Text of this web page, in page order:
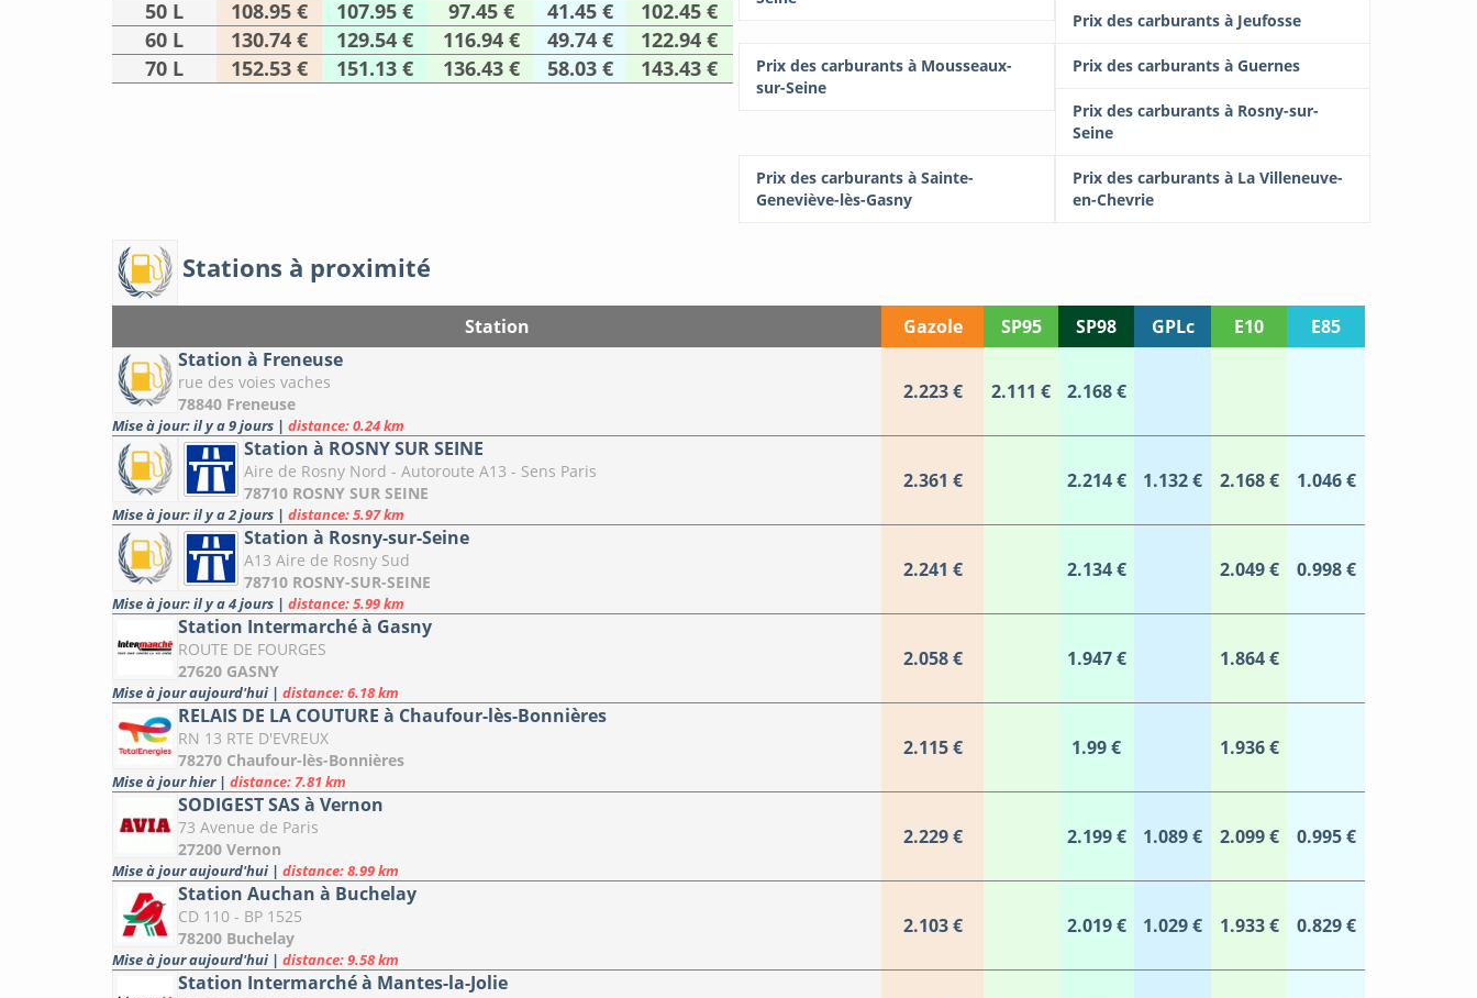
50 L
108.95 € 107.95 € 97.45 € 41.45 €
102.45 €
60 L
130.74 € 129.54 € 116.94 € 49.74 €
122.94 €
70 L
152.53 € 151.13 € 136.43 € 58.03 € 143.43 €
Prix des carburants à Jeufosse
Prix des carburants à Mousseaux-
sur-Seine
Prix des carburants à Guernes
Prix des carburants à Rosny-sur-
Seine
Prix des carburants à Sainte-
Geneviève-lès-Gasny
Prix des carburants à La Villeneuve-
en-Chevrie
Stations à proximité
Station Gazole SP95 SP98 GPLc E10
E85
Station à Freneuse
rue des voies vaches
78840 Freneuse
Mise à jour: il y a 9 jours | distance: 0.24 km
2.223 € 2.111 € 2.168 €
Station à ROSNY SUR SEINE
Aire de Rosny Nord - Autoroute A13 - Sens Paris
78710 ROSNY SUR SEINE
Mise à jour: il y a 2 jours | distance: 5.97 km
2.361 € 2.214 € 1.132 € 2.168 € 1.046 €
Station à Rosny-sur-Seine
A13 Aire de Rosny Sud
78710 ROSNY-SUR-SEINE
Mise à jour: il y a 4 jours | distance: 5.99 km
2.241 € 2.134 € 2.049 € 0.998 €
Station Intermarché à Gasny
ROUTE DE FOURGES
27620 GASNY
Mise à jour aujourd'hui | distance: 6.18 km
2.058 € 1.947 € 1.864 €
RELAIS DE LA COUTURE à Chaufour-lès-Bonnières
RN 13 RTE D'EVREUX
78270 Chaufour-lès-Bonnières
Mise à jour hier | distance: 7.81 km
2.115 € 1.99 € 1.936 €
SODIGEST SAS à Vernon
73 Avenue de Paris
27200 Vernon
Mise à jour aujourd'hui | distance: 8.99 km
2.229 € 2.199 € 1.089 € 2.099 € 0.995 €
Station Auchan à Buchelay
CD 110 - BP 1525
78200 Buchelay
Mise à jour aujourd'hui | distance: 9.58 km
2.103 € 2.019 € 1.029 € 1.933 € 0.829 €
Station Intermarché à Mantes-la-Jolie